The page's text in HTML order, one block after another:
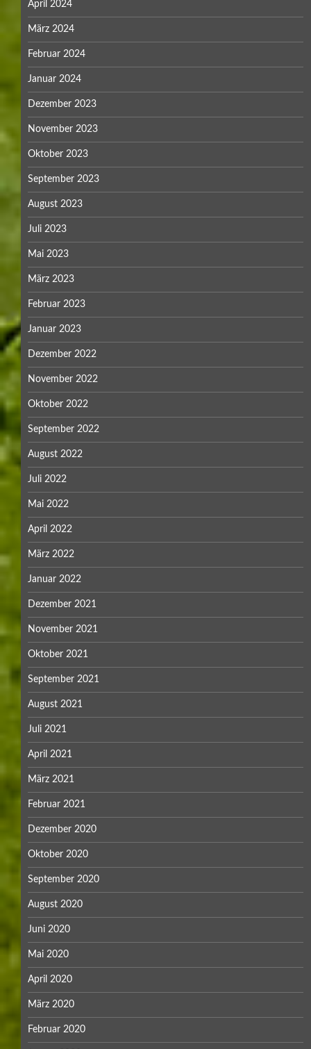
April 2024
März 2024
Februar 2024
Januar 2024
Dezember 2023
November 2023
Oktober 2023
September 2023
August 2023
Juli 2023
Mai 2023
März 2023
Februar 2023
Januar 2023
Dezember 2022
November 2022
Oktober 2022
September 2022
August 2022
Juli 2022
Mai 2022
April 2022
März 2022
Januar 2022
Dezember 2021
November 2021
Oktober 2021
September 2021
August 2021
Juli 2021
April 2021
März 2021
Februar 2021
Dezember 2020
Oktober 2020
September 2020
August 2020
Juni 2020
Mai 2020
April 2020
März 2020
Februar 2020